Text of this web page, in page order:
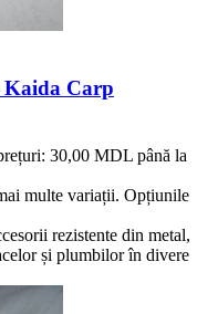
Kaida Carp
30,00 MDL până la
multe variații. Opțiunile
rezistente din metal,
și plumbilor în divere